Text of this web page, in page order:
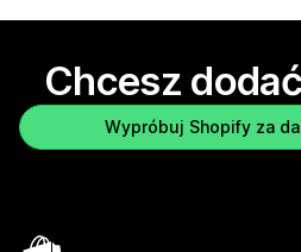
Chcesz
Wypróbuj Shopify za